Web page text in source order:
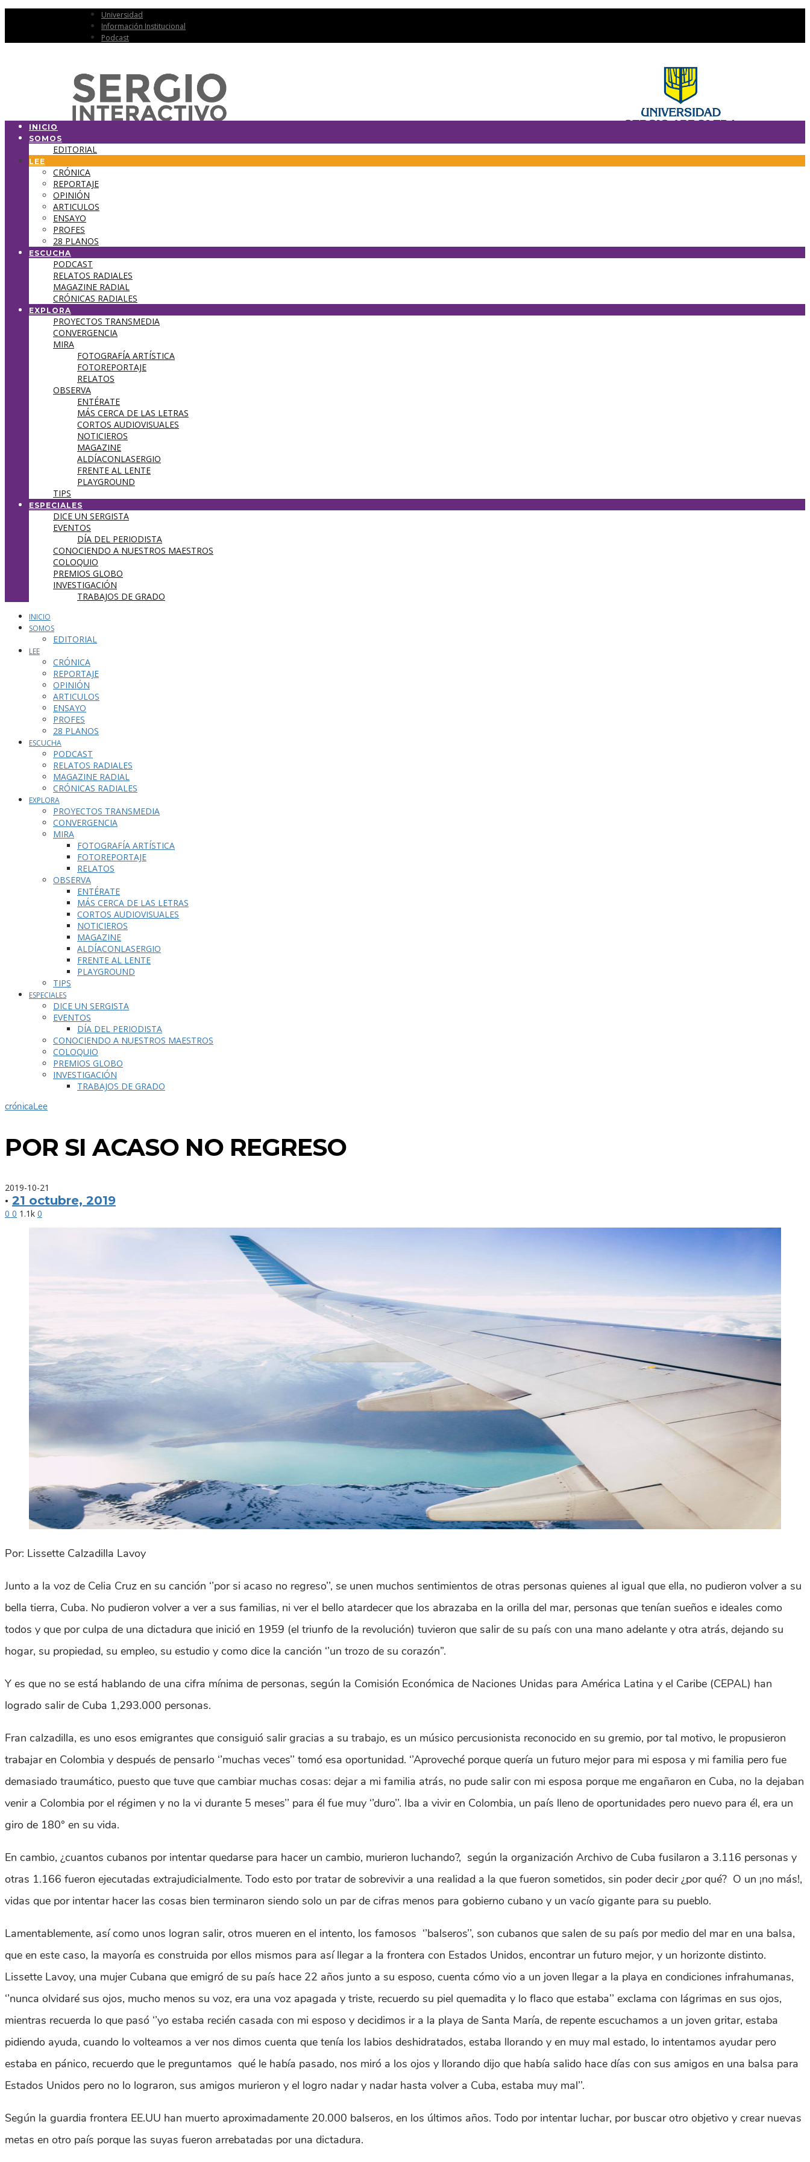
Universidad
Información Institucional
Podcast
INICIO
SOMOS
EDITORIAL
LEE
CRÓNICA
REPORTAJE
OPINIÓN
ARTICULOS
ENSAYO
PROFES
28 PLANOS
ESCUCHA
PODCAST
RELATOS RADIALES
MAGAZINE RADIAL
CRÓNICAS RADIALES
EXPLORA
PROYECTOS TRANSMEDIA
CONVERGENCIA
MIRA
FOTOGRAFÍA ARTÍSTICA
FOTOREPORTAJE
RELATOS
OBSERVA
ENTÉRATE
MÁS CERCA DE LAS LETRAS
CORTOS AUDIOVISUALES
NOTICIEROS
MAGAZINE
ALDÍACONLASERGIO
FRENTE AL LENTE
PLAYGROUND
TIPS
ESPECIALES
DICE UN SERGISTA
EVENTOS
DÍA DEL PERIODISTA
CONOCIENDO A NUESTROS MAESTROS
COLOQUIO
PREMIOS GLOBO
INVESTIGACIÓN
TRABAJOS DE GRADO
INICIO
SOMOS
EDITORIAL
LEE
CRÓNICA
REPORTAJE
OPINIÓN
ARTICULOS
ENSAYO
PROFES
28 PLANOS
ESCUCHA
PODCAST
RELATOS RADIALES
MAGAZINE RADIAL
CRÓNICAS RADIALES
EXPLORA
PROYECTOS TRANSMEDIA
CONVERGENCIA
MIRA
FOTOGRAFÍA ARTÍSTICA
FOTOREPORTAJE
RELATOS
OBSERVA
ENTÉRATE
MÁS CERCA DE LAS LETRAS
CORTOS AUDIOVISUALES
NOTICIEROS
MAGAZINE
ALDÍACONLASERGIO
FRENTE AL LENTE
PLAYGROUND
TIPS
ESPECIALES
DICE UN SERGISTA
EVENTOS
DÍA DEL PERIODISTA
CONOCIENDO A NUESTROS MAESTROS
COLOQUIO
PREMIOS GLOBO
INVESTIGACIÓN
TRABAJOS DE GRADO
crónicaLee
POR SI ACASO NO REGRESO
2019-10-21
· 21 octubre, 2019
0 0 1.1k 0
Por: Lissette Calzadilla Lavoy
Junto a la voz de Celia Cruz en su canción ‘’por si acaso no regreso’’, se unen muchos sentimientos de otras personas quienes al igual que ella, no pudieron volver a su
bella tierra, Cuba. No pudieron volver a ver a sus familias, ni ver el bello atardecer que los abrazaba en la orilla del mar, personas que tenían sueños e ideales como
todos y que por culpa de una dictadura que inició en 1959 (el triunfo de la revolución) tuvieron que salir de su país con una mano adelante y otra atrás, dejando su
hogar, su propiedad, su empleo, su estudio y como dice la canción ‘’un trozo de su corazón”.
Y es que no se está hablando de una cifra mínima de personas, según la Comisión Económica de Naciones Unidas para América Latina y el Caribe (CEPAL) han
logrado salir de Cuba 1,293.000 personas.
Fran calzadilla, es uno esos emigrantes que consiguió salir gracias a su trabajo, es un músico percusionista reconocido en su gremio, por tal motivo, le propusieron
trabajar en Colombia y después de pensarlo ‘’muchas veces’’ tomó esa oportunidad. ‘’Aproveché porque quería un futuro mejor para mi esposa y mi familia pero fue
demasiado traumático, puesto que tuve que cambiar muchas cosas: dejar a mi familia atrás, no pude salir con mi esposa porque me engañaron en Cuba, no la dejaban
venir a Colombia por el régimen y no la vi durante 5 meses’’ para él fue muy ‘’duro’’. Iba a vivir en Colombia, un país lleno de oportunidades pero nuevo para él, era un
giro de 180° en su vida.
En cambio, ¿cuantos cubanos por intentar quedarse para hacer un cambio, murieron luchando?, según la organización Archivo de Cuba fusilaron a 3.116 personas y
otras 1.166 fueron ejecutadas extrajudicialmente. Todo esto por tratar de sobrevivir a una realidad a la que fueron sometidos, sin poder decir ¿por qué? O un ¡no más!,
vidas que por intentar hacer las cosas bien terminaron siendo solo un par de cifras menos para gobierno cubano y un vacío gigante para su pueblo.
Lamentablemente, así como unos logran salir, otros mueren en el intento, los famosos ‘’balseros’’, son cubanos que salen de su país por medio del mar en una balsa,
que en este caso, la mayoría es construida por ellos mismos para así llegar a la frontera con Estados Unidos, encontrar un futuro mejor, y un horizonte distinto.
Lissette Lavoy, una mujer Cubana que emigró de su país hace 22 años junto a su esposo, cuenta cómo vio a un joven llegar a la playa en condiciones infrahumanas,
‘’nunca olvidaré sus ojos, mucho menos su voz, era una voz apagada y triste, recuerdo su piel quemadita y lo flaco que estaba’’ exclama con lágrimas en sus ojos,
mientras recuerda lo que pasó ‘’yo estaba recién casada con mi esposo y decidimos ir a la playa de Santa María, de repente escuchamos a un joven gritar, estaba
pidiendo ayuda, cuando lo volteamos a ver nos dimos cuenta que tenía los labios deshidratados, estaba llorando y en muy mal estado, lo intentamos ayudar pero
estaba en pánico, recuerdo que le preguntamos qué le había pasado, nos miró a los ojos y llorando dijo que había salido hace días con sus amigos en una balsa para
Estados Unidos pero no lo lograron, sus amigos murieron y el logro nadar y nadar hasta volver a Cuba, estaba muy mal’’.
Según la guardia frontera EE.UU han muerto aproximadamente 20.000 balseros, en los últimos años. Todo por intentar luchar, por buscar otro objetivo y crear nuevas
metas en otro país porque las suyas fueron arrebatadas por una dictadura.